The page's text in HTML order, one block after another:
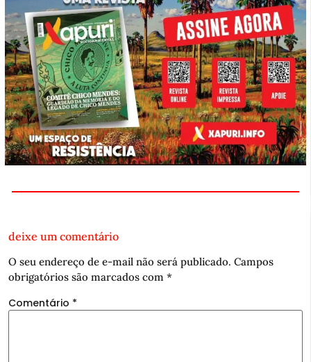
deixe um comentário
O seu endereço de e-mail não será publicado. Campos
obrigatórios são marcados com *
Comentário *